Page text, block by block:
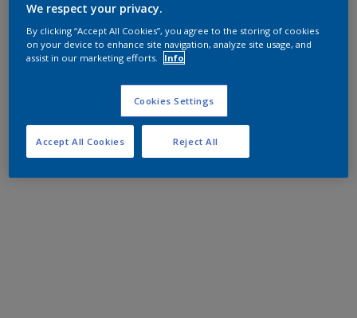
We respect your privacy.
By clicking “Accept All Cookies”, you agree to the storing of cookies
on your device to enhance site navigation, analyze site usage, and
assist in our marketing efforts.
Info
Cookies Settings
Reject All
Accept All Cookies